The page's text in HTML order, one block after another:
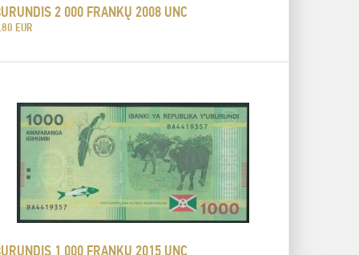
2 000 FRANKŲ 2008 UNC
EUR
1 000 FRANKŲ 2015 UNC